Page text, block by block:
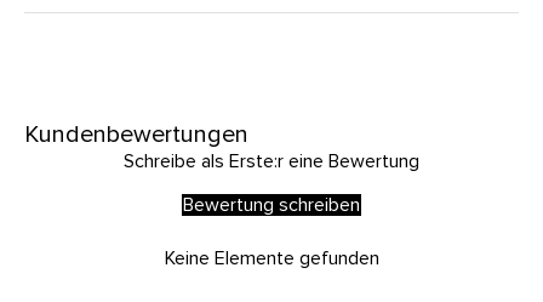
Kundenbewertungen
Schreibe als Erste:r eine Bewertung
Bewertung schreiben
Keine Elemente gefunden